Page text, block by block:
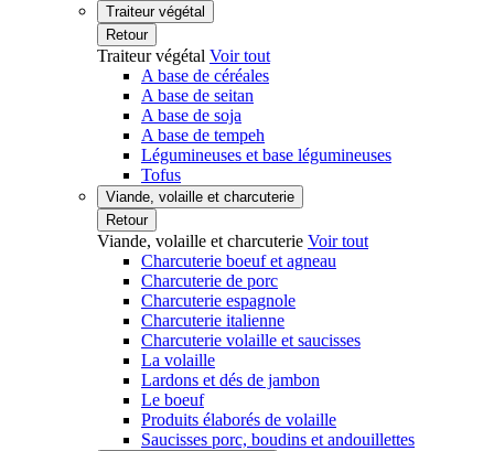
Traiteur végétal
Retour
Traiteur végétal Voir tout
A base de céréales
A base de seitan
A base de soja
A base de tempeh
Légumineuses et base légumineuses
Tofus
Viande, volaille et charcuterie
Retour
Viande, volaille et charcuterie Voir tout
Charcuterie boeuf et agneau
Charcuterie de porc
Charcuterie espagnole
Charcuterie italienne
Charcuterie volaille et saucisses
La volaille
Lardons et dés de jambon
Le boeuf
Produits élaborés de volaille
Saucisses porc, boudins et andouillettes